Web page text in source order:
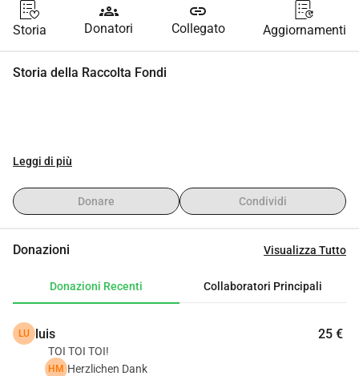
Storia
groups
Donatori
link
Collegato Aggiornamenti
Storia della Raccolta Fondi
Leggi di più
Donare Condividi
Donazioni Visualizza Tutto
Donazioni Recenti Collaboratori Principali
LU luis 25 €
TOI TOI TOI!
HM Herzlichen Dank